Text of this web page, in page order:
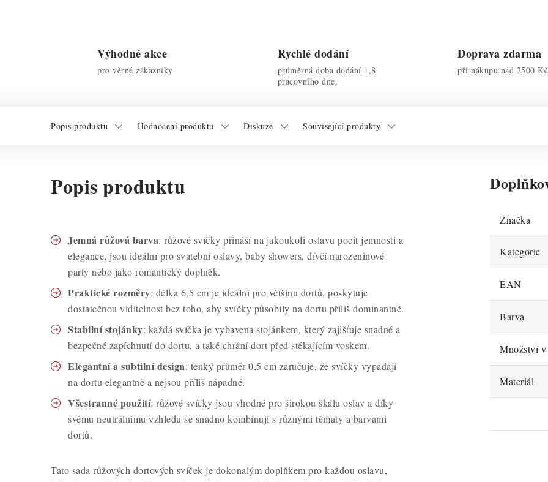
Výhodné akce
pro věrné zákazníky
Rychlé dodání
průměrná doba dodání 1,8
pracovního dne.
Doprava zdarma
při nákupu nad 2500 Kč
Popis produktu Hodnocení produktu Diskuze Související produkty
Popis produktu
Jemná růžová barva: růžové svíčky přináší na jakoukoli oslavu pocit jemnosti a
elegance, jsou ideální pro svatební oslavy, baby showers, dívčí narozeninové
party nebo jako romantický doplněk.
Praktické rozměry: délka 6,5 cm je ideální pro většinu dortů, poskytuje
dostatečnou viditelnost bez toho, aby svíčky působily na dortu příliš dominantně.
Stabilní stojánky: každá svíčka je vybavena stojánkem, který zajišťuje snadné a
bezpečné zapíchnutí do dortu, a také chrání dort před stékajícím voskem.
Elegantní a subtilní design: tenký průměr 0,5 cm zaručuje, že svíčky vypadají
na dortu elegantně a nejsou příliš nápadné.
Všestranné použití: růžové svíčky jsou vhodné pro širokou škálu oslav a díky
svému neutrálnímu vzhledu se snadno kombinují s různými tématy a barvami
dortů.
Tato sada růžových dortových svíček je dokonalým doplňkem pro každou oslavu,
Značka
Kategorie
EAN
Barva
Množství
Materiál